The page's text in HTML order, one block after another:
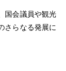
国会議員や観光
さらなる発展に